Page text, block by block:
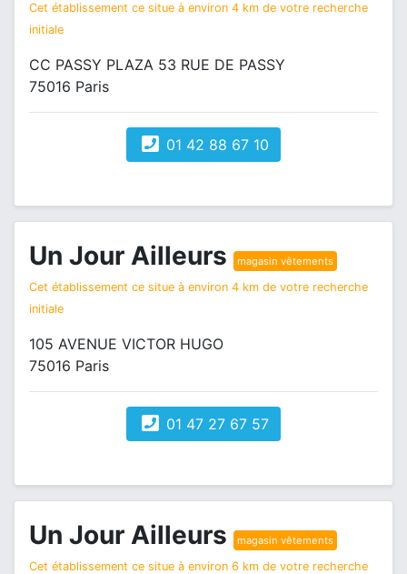
Cet établissement ce situe à environ 4 km de votre recherche
initiale
CC PASSY PLAZA 53 RUE DE PASSY
75016 Paris
01 42 88 67 10
Un Jour Ailleurs magasin vêtements
Cet établissement ce situe à environ 4 km de votre recherche
initiale
105 AVENUE VICTOR HUGO
75016 Paris
01 47 27 67 57
Un Jour Ailleurs magasin vêtements
Cet établissement ce situe à environ 6 km de votre recherche